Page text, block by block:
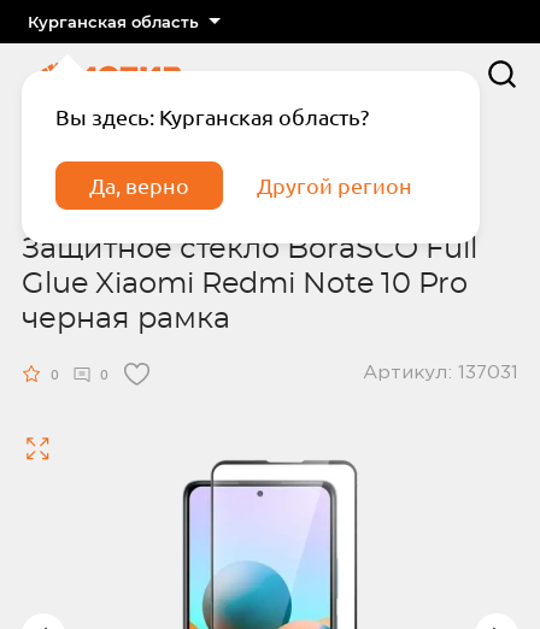
Курганская область
Вы здесь: Курганская область?
Да, верно Другой регион
Защитное стекло BoraSCO Full Glue Xiaomi
Redmi Note 10 Pro черная рамка
Защитное стекло BoraSCO Full
Glue Xiaomi Redmi Note 10 Pro
черная рамка
0 0 Артикул: 137031
Подтвердите телефон
Введите код из СМС
Отправить код еще раз через